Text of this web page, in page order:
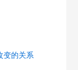
变的关系